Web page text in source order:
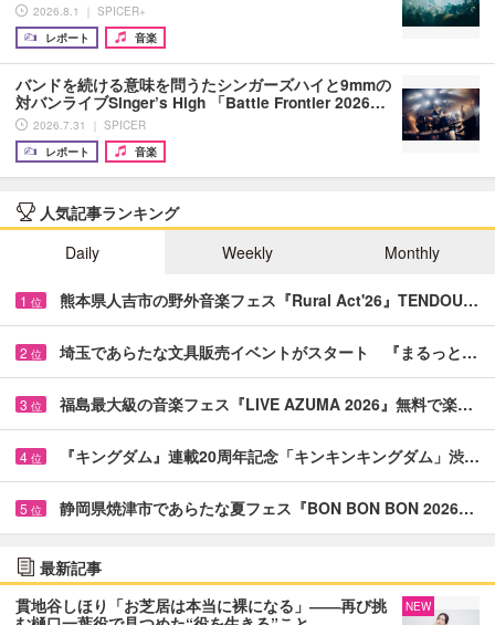
2026.8.1 ｜ SPICER+
レポート
音楽
バンドを続ける意味を問うたシンガーズハイと9mmの
対バンライブSinger’s High 「Battle Frontier 2026…
2026.7.31 ｜ SPICER
レポート
音楽
人気記事ランキング
Daily
Weekly Monthly
1 位 熊本県人吉市の野外音楽フェス『Rural Act'26』TENDOU…
2 位 埼玉であらたな文具販売イベントがスタート 『まるっと…
3 位 福島最大級の音楽フェス『LIVE AZUMA 2026』無料で楽…
4 位 『キングダム』連載20周年記念「キンキンキングダム」渋…
5 位 静岡県焼津市であらたな夏フェス『BON BON BON 2026…
最新記事
貫地谷しほり「お芝居は本当に裸になる」――再び挑
NEW